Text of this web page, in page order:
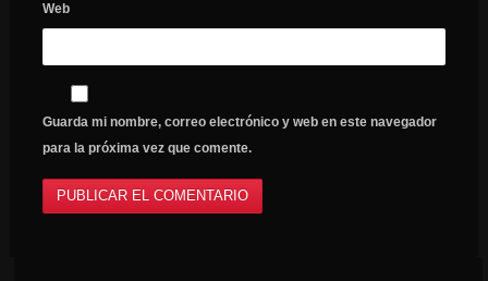
Web
Guarda mi nombre, correo electrónico y web en este navegador
para la próxima vez que comente.